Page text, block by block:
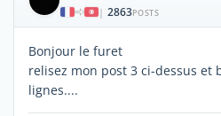
| 2863POSTS
Bonjour le furet
relisez mon post 3 ci-dessus et
lignes....